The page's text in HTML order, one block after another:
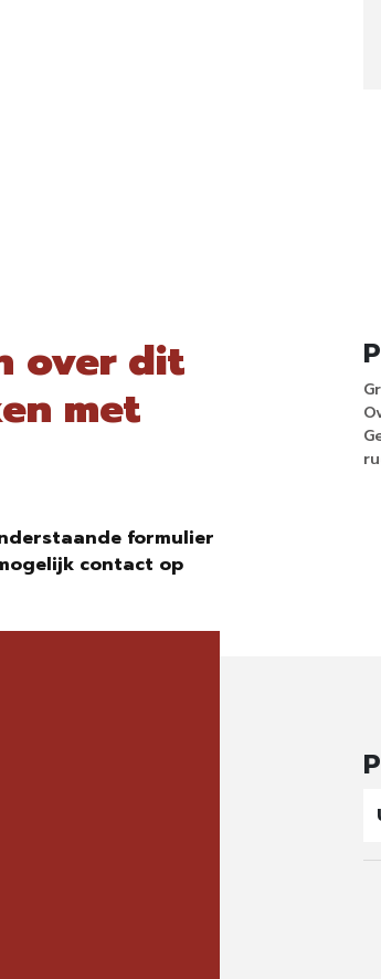
over dit
met
formulier
contact op